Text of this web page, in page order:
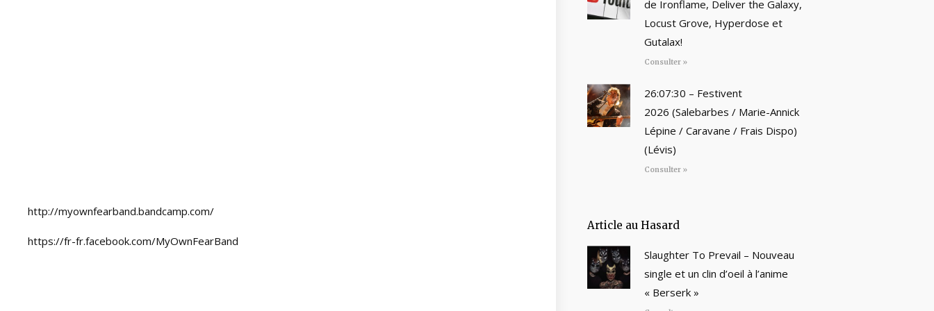
http://myownfearband.bandcamp.com/
https://fr-fr.facebook.com/MyOwnFearBand
de Ironflame, Deliver the Galaxy,
Locust Grove, Hyperdose et
Gutalax!
Consulter »
26:07:30 – Festivent
2026 (Salebarbes / Marie-Annick
Lépine / Caravane / Frais Dispo)
(Lévis)
Consulter »
Article au Hasard
Slaughter To Prevail – Nouveau
single et un clin d’oeil à l’anime
« Berserk »